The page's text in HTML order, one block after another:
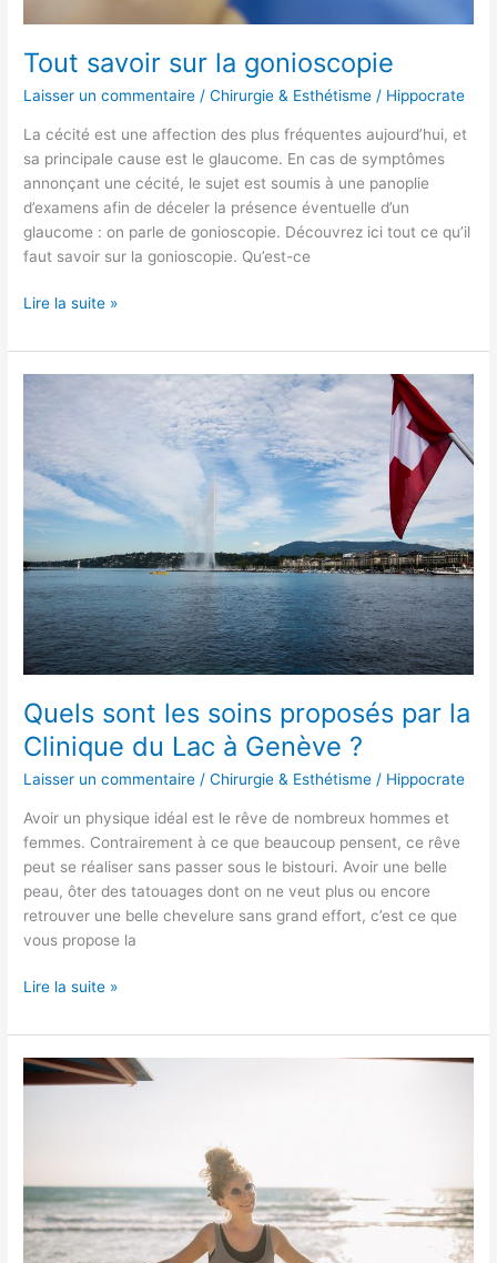
Tout savoir sur la gonioscopie
Laisser un commentaire /Chirurgie & Esthétisme / Hippocrate
La cécité est une affection des plus fréquentes aujourd’hui, et
sa principale cause est le glaucome. En cas de symptômes
annonçant une cécité, le sujet est soumis à une panoplie
d’examens afin de déceler la présence éventuelle d’un
glaucome : on parle de gonioscopie. Découvrez ici tout ce qu’il
faut savoir sur la gonioscopie. Qu’est-ce
Lire la suite »
Quels sont les soins proposés par la
Clinique du Lac à Genève ?
Laisser un commentaire /Chirurgie & Esthétisme / Hippocrate
Avoir un physique idéal est le rêve de nombreux hommes et
femmes. Contrairement à ce que beaucoup pensent, ce rêve
peut se réaliser sans passer sous le bistouri. Avoir une belle
peau, ôter des tatouages dont on ne veut plus ou encore
retrouver une belle chevelure sans grand effort, c’est ce que
vous propose la
soins
proposés
par
Clinique
Lac
à
Genève
?
Lire la suite »
Qu’est-
?